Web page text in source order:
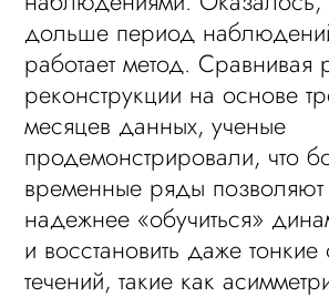
дольше период
работает метод. Сравнивая
реконструкции на основе
месяцев данных, ученые
продемонстрировали, что
временные ряды позволяют
надежнее «обучиться»
и восстановить даже
течений, такие как